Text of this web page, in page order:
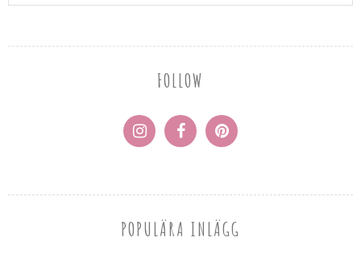
FOLLOW
POPULÄRA INLÄGG